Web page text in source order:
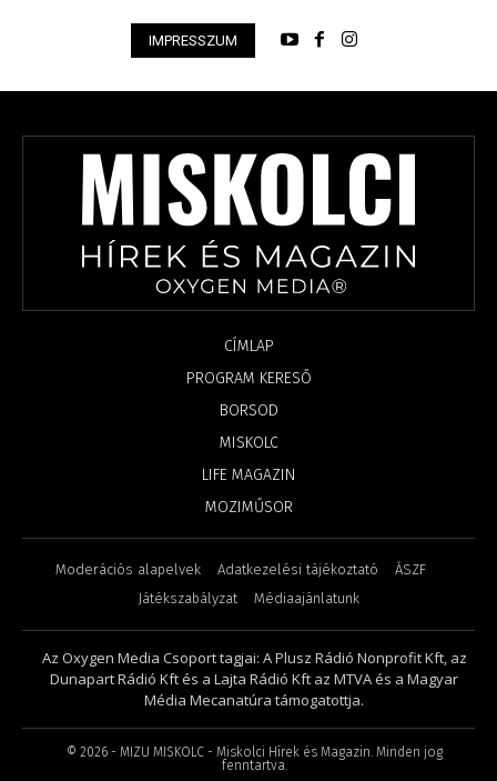
IMPRESSZUM
CÍMLAP
PROGRAM KERESŐ
BORSOD
MISKOLC
LIFE MAGAZIN
MOZIMŰSOR
Moderációs alapelvek Adatkezelési tájékoztató
ÁSZF
Játékszabályzat
Médiaajánlatunk
Az Oxygen Media Csoport tagjai: A Plusz Rádió Nonprofit Kft, az
Dunapart Rádió Kft és a Lajta Rádió Kft az MTVA és a Magyar
Média Mecanatúra támogatottja.
© 2026- MIZU MISKOLC - Miskolci Hírek és Magazin. Minden jog
fenntartva.